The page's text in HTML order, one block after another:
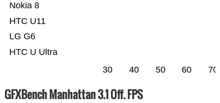
HTC U Ultra
LG G6
HTC U11
Nokia 8
30 40 50 60 70
GFXBench Manhattan 3.1 Off. FPS